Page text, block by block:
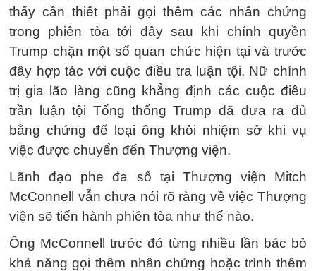
thấy cần thiết phải gọi thêm các nhân chứng
trong phiên tòa tới đây sau khi chính quyền
Trump chặn một số quan chức hiện tại và trước
đây hợp tác với cuộc điều tra luận tội. Nữ chính
trị gia lão làng cũng khẳng định các cuộc điều
trần luận tội Tổng thống Trump đã đưa ra đủ
bằng chứng để loại ông khỏi nhiệm sở khi vụ
việc được chuyển đến Thượng viện.
Lãnh đạo phe đa số tại Thượng viện Mitch
McConnell vẫn chưa nói rõ ràng về việc Thượng
viện sẽ tiến hành phiên tòa như thế nào.
Ông McConnell trước đó từng nhiều lần bác bỏ
khả năng gọi thêm nhân chứng hoặc trình thêm